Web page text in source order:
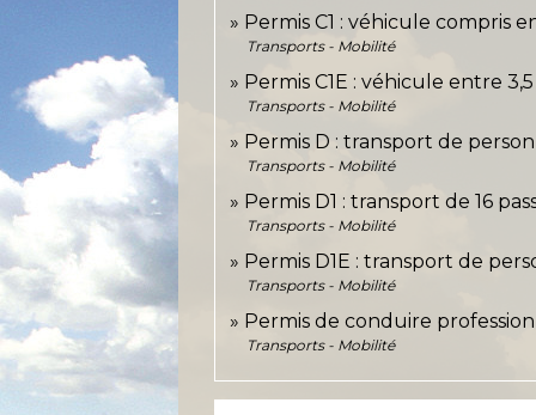
Permis C1 : véhicule compris
Transports - Mobilité
Permis C1E : véhicule entre
Transports - Mobilité
Permis D : transport de
Transports - Mobilité
Permis D1 : transport de 16
Transports - Mobilité
Permis D1E : transport de
Transports - Mobilité
Permis de conduire
Transports - Mobilité